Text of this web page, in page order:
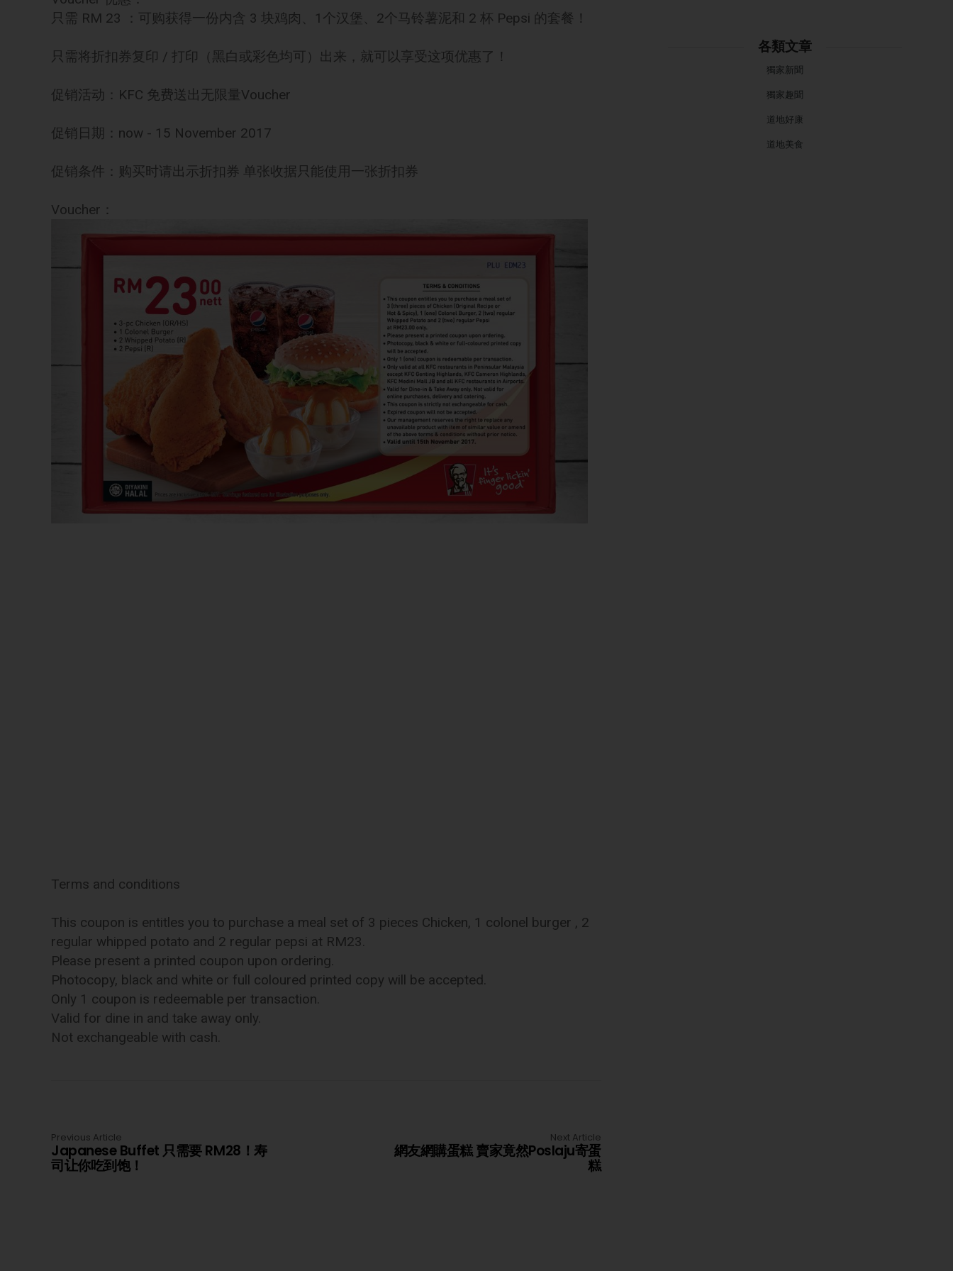
只需 RM 23 ：可购获得一份内含 3 块鸡肉、1个汉堡、2个马铃薯泥和 2 杯 Pepsi 的套餐！
只需将折扣券复印 / 打印（黑白或彩色均可）出来，就可以享受这项优惠了！
促销活动：KFC 免费送出无限量Voucher
促销日期：now - 15 November 2017
促销条件：购买时请出示折扣券 单张收据只能使用一张折扣券
Voucher：
Terms and conditions
This coupon is entitles you to purchase a meal set of 3 pieces Chicken, 1 colonel burger , 2
regular whipped potato and 2 regular pepsi at RM23.
Please present a printed coupon upon ordering.
Photocopy, black and white or full coloured printed copy will be accepted.
Only 1 coupon is redeemable per transaction.
Valid for dine in and take away only.
Not exchangeable with cash.
Previous Article
Japanese Buffet 只需要 RM28！寿
司让你吃到饱！
Next Article
網友網購蛋糕 賣家竟然Poslaju寄蛋
糕
各類文章
獨家新聞
獨家趣聞
道地好康
道地美食